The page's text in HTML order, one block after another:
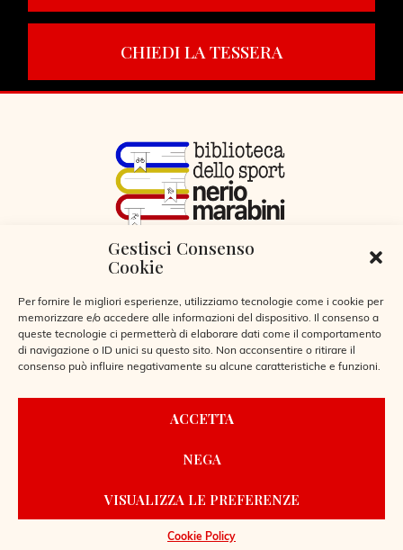
Gestisci Consenso
Cookie
Per fornire le migliori esperienze, utilizziamo tecnologie come i cookie per
memorizzare e/o accedere alle informazioni del dispositivo. Il consenso a
queste tecnologie ci permetterà di elaborare dati come il comportamento
di navigazione o ID unici su questo sito. Non acconsentire o ritirare il
consenso può influire negativamente su alcune caratteristiche e funzioni.
ACCETTA
NEGA
VISUALIZZA LE PREFERENZE
Cookie Policy
CHIEDI LA TESSERA
VIA LIBERTÀ 29, SERIATE (BG)
© 2026
CONTATTI
POWERED BY LAIO WEBDESIGN